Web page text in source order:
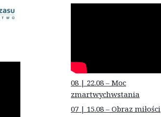
08 | 22.08 – Moc
zmartwychwstania
07 | 15.08 – Obraz miłości